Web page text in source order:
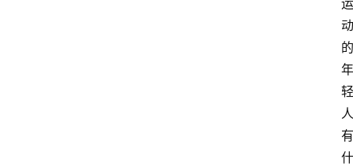
运
动
的
年
轻
人
有
什